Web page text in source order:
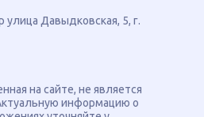
улица Давыдковская, 5, г.
на сайте, не является
информацию о